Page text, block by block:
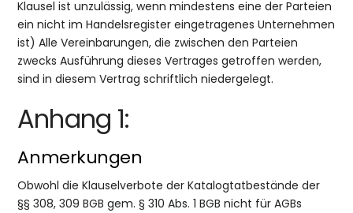
Klausel ist unzulässig, wenn mindestens eine der Parteien
ein nicht im Handelsregister eingetragenes Unternehmen
ist) Alle Vereinbarungen, die zwischen den Parteien
zwecks Ausführung dieses Vertrages getroffen werden,
sind in diesem Vertrag schriftlich niedergelegt.
Anhang 1:
Anmerkungen
Obwohl die Klauselverbote der Katalogtatbestände der
§§ 308, 309 BGB gem. § 310 Abs. 1 BGB nicht für AGBs